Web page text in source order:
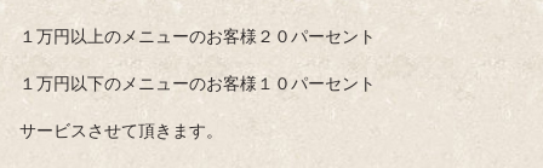
１万円以上のメニューのお客様２０パーセント
１万円以下のメニューのお客様１０パーセント
サービスさせて頂きます。